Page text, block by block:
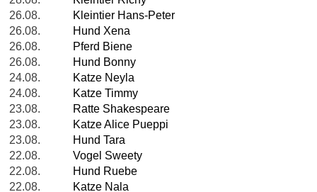
26.08.
Kleintier Hans-Peter
26.08.
Hund Xena
26.08.
Pferd Biene
26.08.
Hund Bonny
24.08.
Katze Neyla
24.08.
Katze Timmy
23.08.
Ratte Shakespeare
23.08.
Katze Alice Pueppi
23.08.
Hund Tara
22.08.
Vogel Sweety
22.08.
Hund Ruebe
22.08.
Katze Nala